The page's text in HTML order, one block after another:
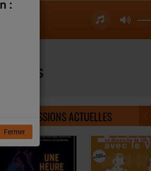
NOS ÉMISSIONS ACTUELLES
:
Fermer